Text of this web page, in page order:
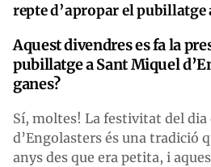
repte d’apropar el pubillatge
Aquest divendres es fa la
pubillatge a Sant Miquel
ganes?
Sí, moltes! La festivitat del dia
d’Engolasters és una tradició
anys des que era petita, i